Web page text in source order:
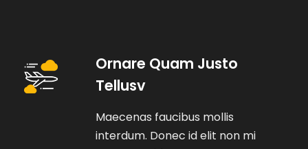
Ornare Quam Justo
Tellusv
Maecenas faucibus mollis
interdum. Donec id elit non mi